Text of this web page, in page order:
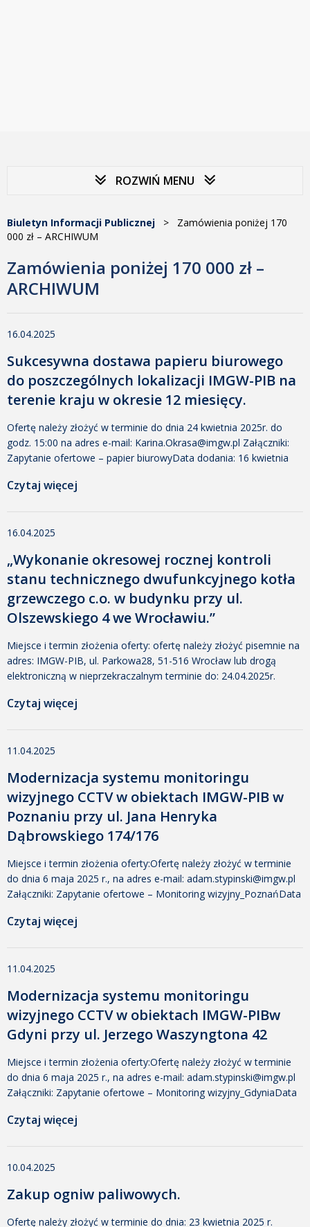
ROZWIŃ MENU
Biuletyn Informacji Publicznej > Zamówienia poniżej 170
000 zł – ARCHIWUM
Zamówienia poniżej 170 000 zł –
ARCHIWUM
16.04.2025
Sukcesywna dostawa papieru biurowego
do poszczególnych lokalizacji IMGW-PIB na
terenie kraju w okresie 12 miesięcy.
Ofertę należy złożyć w terminie do dnia 24 kwietnia 2025r. do
godz. 15:00 na adres e-mail: Karina.Okrasa@imgw.pl Załączniki:
Zapytanie ofertowe – papier biurowyData dodania: 16 kwietnia
Pobrano: 237 Załącznik nr 1 Formularz ofertowyData dodania: 16
Czytaj więcej
16.04.2025
„Wykonanie okresowej rocznej kontroli
stanu technicznego dwufunkcyjnego kotła
grzewczego c.o. w budynku przy ul.
Olszewskiego 4 we Wrocławiu.”
Miejsce i termin złożenia oferty: ofertę należy złożyć pisemnie na
adres: IMGW-PIB, ul. Parkowa28, 51-516 Wrocław lub drogą
elektroniczną w nieprzekraczalnym terminie do: 24.04.2025r.
ofertoweData dodania: 16 kwietnia 2025 07:56 Dodany przez:
Dodany przez: Katarzyna Zielak […]
Czytaj więcej
11.04.2025
Modernizacja systemu monitoringu
wizyjnego CCTV w obiektach IMGW-PIB w
Poznaniu przy ul. Jana Henryka
Dąbrowskiego 174/176
Miejsce i termin złożenia oferty:Ofertę należy złożyć w terminie
do dnia 6 maja 2025 r., na adres e-mail: adam.stypinski@imgw.pl
Załączniki: Zapytanie ofertowe – Monitoring wizyjny_PoznańData
Madejak Rozmiar: 281 KB Pobrano: 278 Zał. nr 1 – OPZData
Czytaj więcej
11.04.2025
Modernizacja systemu monitoringu
wizyjnego CCTV w obiektach IMGW-PIBw
Gdyni przy ul. Jerzego Waszyngtona 42
Miejsce i termin złożenia oferty:Ofertę należy złożyć w terminie
do dnia 6 maja 2025 r., na adres e-mail: adam.stypinski@imgw.pl
Załączniki: Zapytanie ofertowe – Monitoring wizyjny_GdyniaData
Madejak Rozmiar: 274 KB Pobrano: 321 Załącznik nr 1 –
[…]
Czytaj więcej
10.04.2025
Zakup ogniw paliwowych.
Ofertę należy złożyć w terminie do dnia: 23 kwietnia 2025 r.